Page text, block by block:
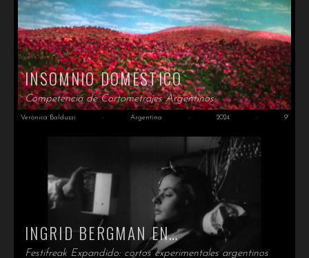
INSOMNIO DOMÉSTICO
Competencia de Cortometrajes Argentinos
Verónica Balduzzi · Argentina · 2024 · 9'
INGRID BERGMAN EN…
Festifreak Expandido: cortos experimentales argentinos